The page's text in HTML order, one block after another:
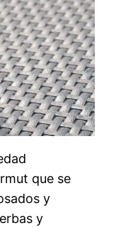
que se
y
y